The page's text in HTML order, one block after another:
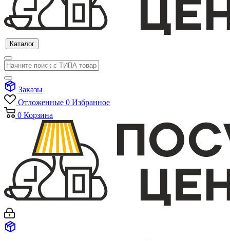
Каталог
Заказы
Отложенные 0 Избранное
0 Корзина